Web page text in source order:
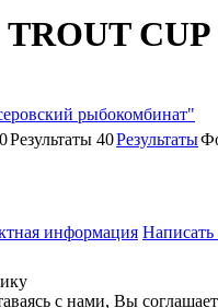
CUP
рыбокомбинат"
0Результаты 40Результаты
информация
с нами, Вы